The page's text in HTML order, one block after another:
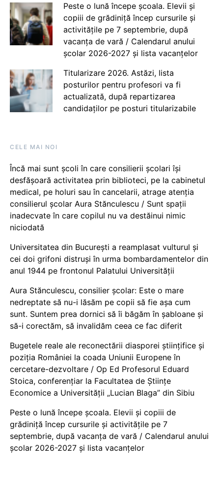
Peste o lună începe școala. Elevii și
copiii de grădiniță încep cursurile și
activitățile pe 7 septembrie, după
vacanța de vară / Calendarul anului
școlar 2026-2027 și lista vacanțelor
Titularizare 2026. Astăzi, lista
posturilor pentru profesori va fi
actualizată, după repartizarea
candidaților pe posturi titularizabile
CELE MAI NOI
Încă mai sunt școli în care consilierii școlari își
desfășoară activitatea prin biblioteci, pe la cabinetul
medical, pe holuri sau în cancelarii, atrage atenția
consilierul școlar Aura Stănculescu / Sunt spații
inadecvate în care copilul nu va destăinui nimic
niciodată
Universitatea din București a reamplasat vulturul și
cei doi grifoni distruși în urma bombardamentelor din
anul 1944 pe frontonul Palatului Universității
Aura Stănculescu, consilier școlar: Este o mare
nedreptate să nu-i lăsăm pe copii să fie așa cum
sunt. Suntem prea dornici să îi băgăm în șabloane și
să-i corectăm, să invalidăm ceea ce fac diferit
Bugetele reale ale reconectării diasporei științifice și
poziția României la coada Uniunii Europene în
cercetare-dezvoltare / Op Ed Profesorul Eduard
Stoica, conferențiar la Facultatea de Științe
Economice a Universității „Lucian Blaga” din Sibiu
Peste o lună începe școala. Elevii și copiii de
grădiniță încep cursurile și activitățile pe 7
septembrie, după vacanța de vară / Calendarul anului
școlar 2026-2027 și lista vacanțelor